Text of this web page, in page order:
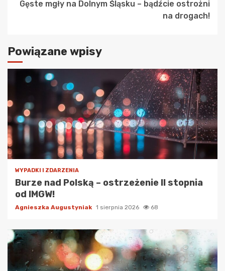
Gęste mgły na Dolnym Śląsku – bądźcie ostrożni
na drogach!
Powiązane wpisy
WYPADKI I ZDARZENIA
Burze nad Polską – ostrzeżenie II stopnia
od IMGW!
Agnieszka Augustyniak 1 sierpnia 2026 68